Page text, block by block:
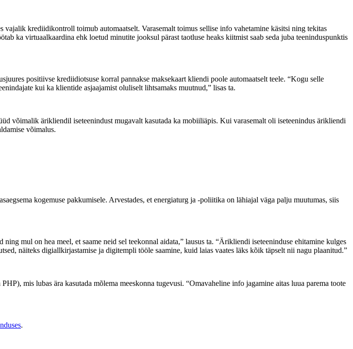
vajalik krediidikontroll toimub automaatselt. Varasemalt toimus sellise info vahetamine käsitsi ning tekitas
ka virtuaalkaardina ehk loetud minutite jooksul pärast taotluse heaks kiitmist saab seda juba teeninduspunktis
positiivse krediidiotsuse korral pannakse maksekaart kliendi poole automaatselt teele. “Kogu selle
kui ka klientide asjaajamist oluliselt lihtsamaks muutnud,” lisas ta.
võimalik ärikliendil iseteenindust mugavalt kasutada ka mobiiliäpis. Kui varasemalt oli iseteenindus ärikliendi
võimalus.
kogemuse pakkumisele. Arvestades, et energiaturg ja -poliitika on lähiajal väga palju muutumas, siis
mul on hea meel, et saame neid sel teekonnal aidata,” lausus ta. “Ärikliendi iseteeninduse ehitamine kulges
näiteks digiallkirjastamise ja digitempli tööle saamine, kuid laias vaates läks kõik täpselt nii nagu plaanitud.”
mis lubas ära kasutada mõlema meeskonna tugevusi. “Omavaheline info jagamine aitas luua parema toote
.